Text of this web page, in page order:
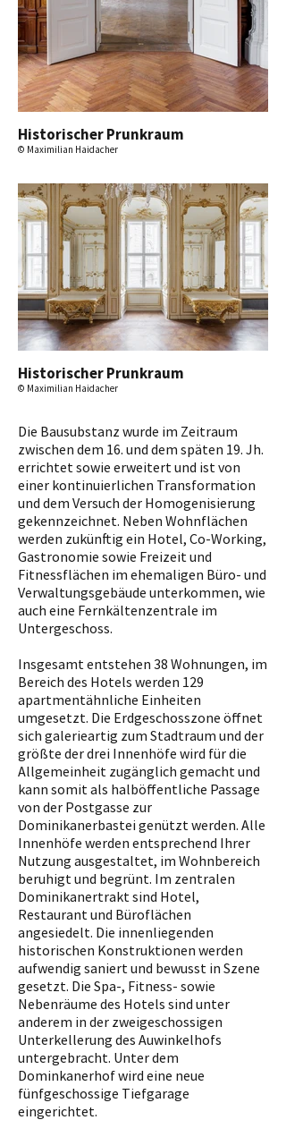
Historischer Prunkraum
© Maximilian Haidacher
Historischer Prunkraum
© Maximilian Haidacher
Die Bausubstanz wurde im Zeitraum
zwischen dem 16. und dem späten 19. Jh.
errichtet sowie erweitert und ist von
einer kontinuierlichen Transformation
und dem Versuch der Homogenisierung
gekennzeichnet. Neben Wohnflächen
werden zukünftig ein Hotel, Co-Working,
Gastronomie sowie Freizeit und
Fitnessflächen im ehemaligen Büro- und
Verwaltungsgebäude unterkommen, wie
auch eine Fernkältenzentrale im
Untergeschoss.
Insgesamt entstehen 38 Wohnungen, im
Bereich des Hotels werden 129
apartmentähnliche Einheiten
umgesetzt. Die Erdgeschosszone öffnet
sich galerieartig zum Stadtraum und der
größte der drei Innenhöfe wird für die
Allgemeinheit zugänglich gemacht und
kann somit als halböffentliche Passage
von der Postgasse zur
Dominikanerbastei genützt werden. Alle
Innenhöfe werden entsprechend Ihrer
Nutzung ausgestaltet, im Wohnbereich
beruhigt und begrünt. Im zentralen
Dominikanertrakt sind Hotel,
Restaurant und Büroflächen
angesiedelt. Die innenliegenden
historischen Konstruktionen werden
aufwendig saniert und bewusst in Szene
gesetzt. Die Spa-, Fitness- sowie
Nebenräume des Hotels sind unter
anderem in der zweigeschossigen
Unterkellerung des Auwinkelhofs
untergebracht. Unter dem
Dominkanerhof wird eine neue
fünfgeschossige Tiefgarage
eingerichtet.